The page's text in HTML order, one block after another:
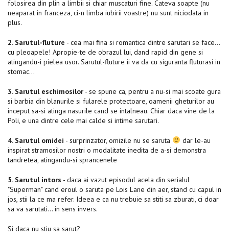
folosirea din plin a limbii si chiar muscaturi fine. Cateva soapte (nu
neaparat in franceza, ci-n limba iubirii voastre) nu sunt niciodata in
plus.
2. Sarutul-fluture - cea mai fina si romantica dintre sarutari se face…
cu pleoapele! Apropie-te de obrazul lui, dand rapid din gene si
atingandu-i pielea usor. Sarutul-fluture ii va da cu siguranta fluturasi in
stomac…
3. Sarutul eschimosilor - se spune ca, pentru a nu-si mai scoate gura
si barbia din blanurile si fularele protectoare, oamenii gheturilor au
inceput sa-si atinga nasurile cand se intalneau. Chiar daca vine de la
Poli, e una dintre cele mai calde si intime sarutari.
4. Sarutul omidei - surprinzator, omizile nu se saruta
dar le-au
inspirat stramosilor nostri o modalitate inedita de a-si demonstra
tandretea, atingandu-si sprancenele
5. Sarutul intors - daca ai vazut episodul acela din serialul
"Superman" cand eroul o saruta pe Lois Lane din aer, stand cu capul in
jos, stii la ce ma refer. Ideea e ca nu trebuie sa stiti sa zburati, ci doar
sa va sarutati… in sens invers.
Si daca nu stiu sa sarut?